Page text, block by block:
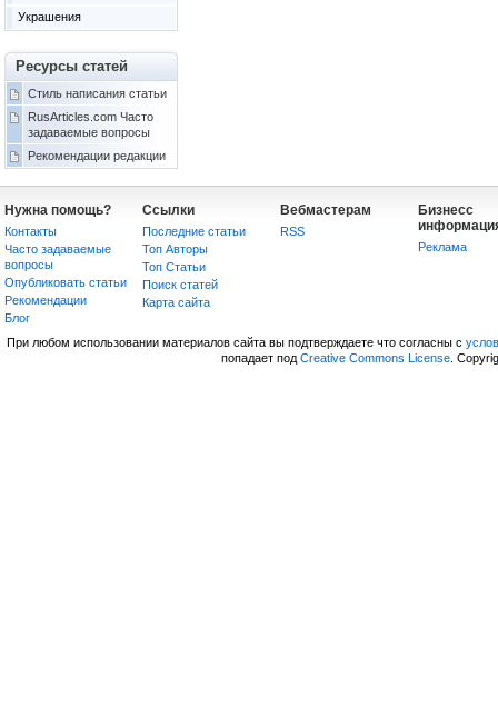
Украшения
Ресурсы статей
Стиль написания статьи
RusArticles.com Часто
задаваемые вопросы
Рекомендации редакции
Нужна помощь?
Контакты
Часто задаваемые
вопросы
Опубликовать статьи
Рекомендации
Блог
Ссылки
Последние статьи
Топ Авторы
Топ Статьи
Поиск статей
Карта сайта
Вебмастерам
RSS
Бизнесс
Реклама
При любом использовании материалов сайта вы подтверждаете что согласны с
попадает под Creative Commons License.